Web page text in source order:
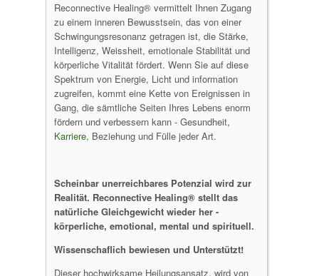
Reconnective Healing® vermittelt Ihnen Zugang
zu einem inneren Bewusstsein, das von einer
Schwingungsresonanz getragen ist, die Stärke,
Intelligenz, Weissheit, emotionale Stabilität und
körperliche Vitalität fördert. Wenn Sie auf diese
Spektrum von Energie, Licht und information
zugreifen, kommt eine Kette von Ereignissen in
Gang, die sämtliche Seiten Ihres Lebens enorm
fördern und verbessern kann - Gesundheit,
Karriere, Beziehung und Fülle jeder Art.
Scheinbar unerreichbares Potenzial wird zur
Realität. Reconnective Healing® stellt das
natürliche Gleichgewicht wieder her -
körperliche, emotional, mental und spirituell.
Wissenschaflich bewiesen und Unterstützt!
Dieser hochwirksame Heilungsansatz, wird von